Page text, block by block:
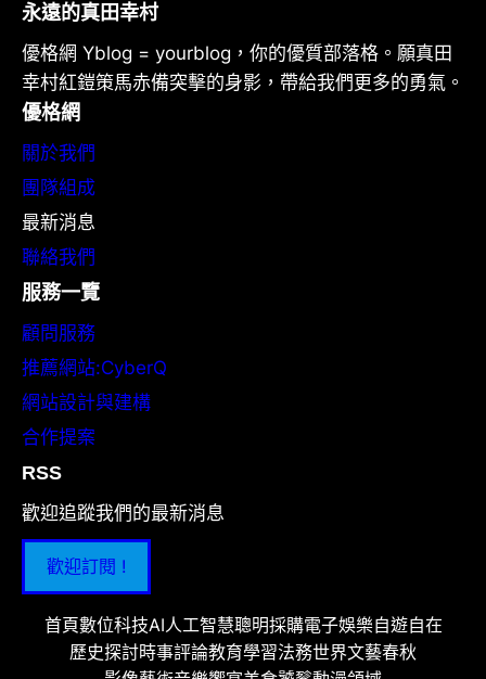
永遠的真田幸村
優格網 Yblog = yourblog，你的優質部落格。願真田
幸村紅鎧策馬赤備突擊的身影，帶給我們更多的勇氣。
優格網
關於我們
團隊組成
最新消息
聯絡我們
服務一覽
顧問服務
推薦網站:CyberQ
網站設計與建構
合作提案
RSS
歡迎追蹤我們的最新消息
歡迎訂閱 !
首頁數位科技AI人工智慧聰明採購電子娛樂自遊自在
歷史探討時事評論教育學習法務世界文藝春秋